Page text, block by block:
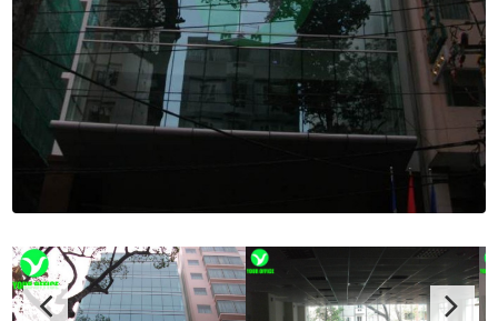
HDTC Building 13$ /m2
Địa chỉ: Bùi Thị Xuân, Phường Bến Thành, Quận 1